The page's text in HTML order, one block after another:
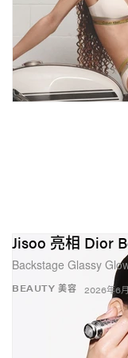
BEAUTY 美容
Jisoo 亮相 Dior
Backstage Glassy
2026年6